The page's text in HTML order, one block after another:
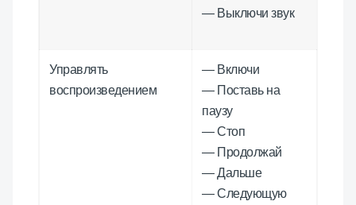
— Выключи звук
Управлять
воспроизведением
— Включи
— Поставь на
паузу
— Стоп
— Продолжай
— Дальше
— Следующую